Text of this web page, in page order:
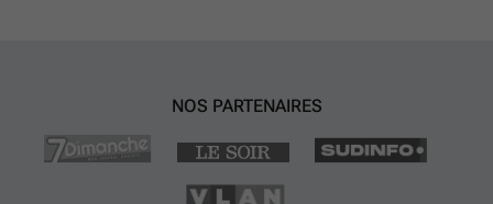
NOS PARTENAIRES